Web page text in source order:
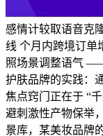
感情计较取语音克
线 个月内跨境订单
照场景调整语气
护肤品牌的实践：
焦点窍门正在于 “
避刺激性产物保举
景库，某美妆品牌